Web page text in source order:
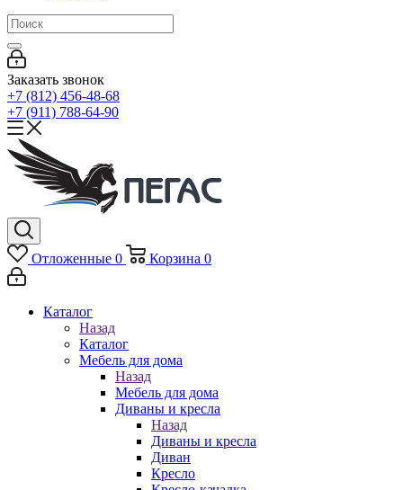
Заказать звонок
+7 (812) 456-48-68
+7 (911) 788-64-90
Отложенные 0 Корзина 0
Каталог
Назад
Каталог
Мебель для дома
Назад
Мебель для дома
Диваны и кресла
Назад
Диваны и кресла
Диван
Кресло